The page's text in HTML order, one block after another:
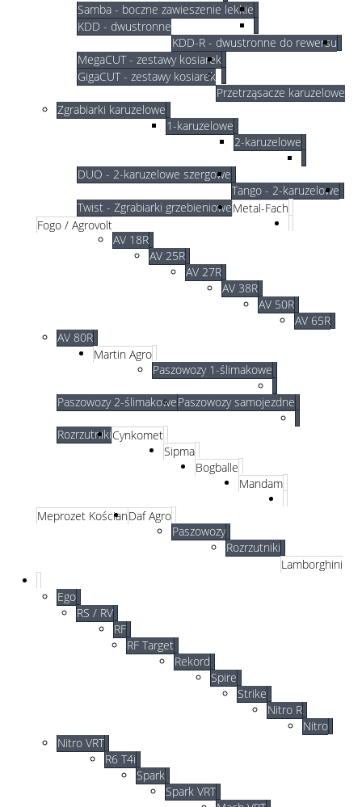
Samba - boczne zawieszenie lekkie
KDD - dwustronne
KDD-R - dwustronne do rewersu
MegaCUT - zestawy kosiarek
GigaCUT - zestawy kosiarek
Przetrząsacze karuzelowe
Zgrabiarki karuzelowe
1-karuzelowe
2-karuzelowe
DUO - 2-karuzelowe szergowe
Tango - 2-karuzelowe
Twist - Zgrabiarki grzebienioweMetal-Fach
Fogo / Agrovolt
AV 18R
AV 25R
AV 27R
AV 38R
AV 50R
AV 65R
AV 80R
Martin Agro
Paszowozy 1-ślimakowe
Paszowozy 2-ślimakowePaszowozy samojezdne
RozrzutnikiCynkomet
Sipma
Bogballe
Mandam
Meprozet KościanDaf Agro
Paszowozy
Rozrzutniki
Lamborghini
Ego
RS / RV
RF
RF Target
Rekord
Spire
Strike
Nitro R
Nitro
Nitro VRT
R6 T4i
Spark
Spark VRT